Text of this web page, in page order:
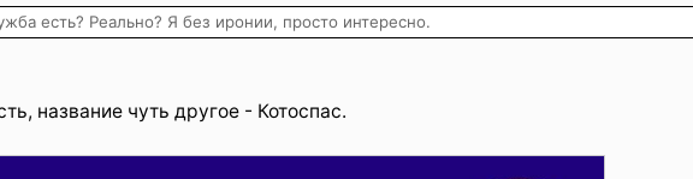
есть? Реально? Я без иронии, просто интересно.
название чуть другое - Котоспас.